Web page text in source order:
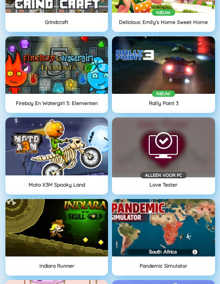
Grindcraft
NIEUW
Delicious: Emily's Home Sweet Home
Fireboy En Watergirl 5: Elementen
NIEUW
Rally Point 3
Moto X3M Spooky Land
ALLEEN VOOR PC
Love Tester
Indiara Runner Pandemic Simulator